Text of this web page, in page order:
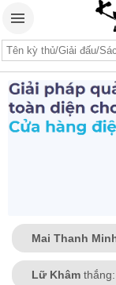
Mai Thanh
Lữ Khâm